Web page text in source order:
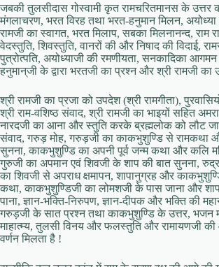
जबकी तुलसीदास गोस्वामी कृत रामचरितमानस के उत्तर
मंगलाचरण, भरत विरह तथा भरत-हनुमान मिलन,
रामजी का स्वागत, भरत मिलाप, सबका मिलनानन्द, राम
वेदस्तुति, शिवस्तुति, वानरों की और निषाद की विदाई,
पुत्रोत्पति, अयोध्याजी की रमणीयता, सनकादिका
हनुमान्‌जी के द्वारा भरतजी का प्रश्न और श्री रामजी का
श्री रामजी का प्रजा को उपदेश (श्री रामगीता),
श्री राम-वशिष्ठ संवाद, श्री रामजी का भाइयों सहित
नारदजी का आना और स्तुति करके ब्रह्मलोक को लौट
संवाद, गरुड़ मोह, गरुड़जी का काकभुशुण्डि से रामकथा
सुनना, काकभुशुण्डि का अपनी पूर्व जन्म कथा और कलि
गुरुजी का अपमान एवं शिवजी के शाप की बात सुनना,
का शिवजी से अपराध क्षमापन, शापानुग्रह और
कथा, काकभुशुण्डिजी का लोमशजी के पास जाना और
पाना, ज्ञान-भक्ति-निरुपण, ज्ञान-दीपक और भक्ति की
गरुड़जी के सात प्रश्न तथा काकभुशुण्डि के उत्तर, भजन
माहात्म्य, तुलसी विनय और फलस्तुति और रामायणजी
वर्णन मिलता है !